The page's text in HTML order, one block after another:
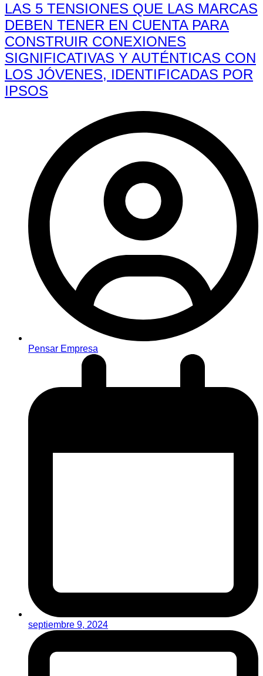
LAS 5 TENSIONES QUE LAS MARCAS
DEBEN TENER EN CUENTA PARA
CONSTRUIR CONEXIONES
SIGNIFICATIVAS Y AUTÉNTICAS CON
LOS JÓVENES, IDENTIFICADAS POR
IPSOS
Pensar Empresa
septiembre 9, 2024